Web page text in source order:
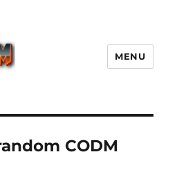
Dunia Luas
MENU
CODM